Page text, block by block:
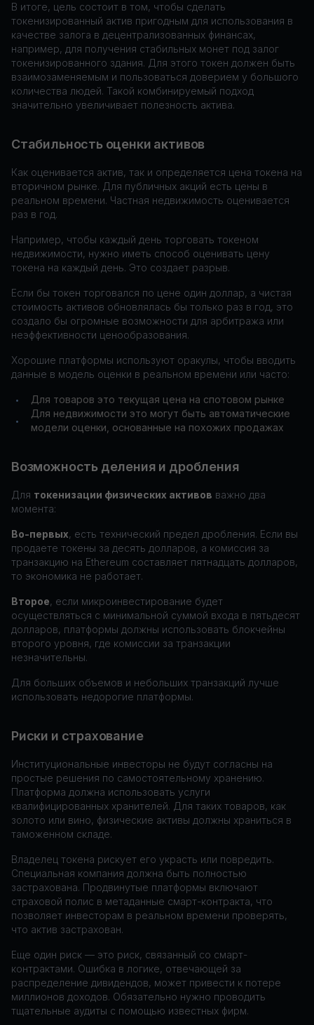
В итоге, цель состоит в том, чтобы сделать
токенизированный актив пригодным для использования в
качестве залога в децентрализованных финансах,
например, для получения стабильных монет под залог
токенизированного здания. Для этого токен должен быть
взаимозаменяемым и пользоваться доверием у большого
количества людей. Такой комбинируемый подход
значительно увеличивает полезность актива.
Стабильность оценки активов
Как оценивается актив, так и определяется цена токена на
вторичном рынке. Для публичных акций есть цены в
реальном времени. Частная недвижимость оценивается
раз в год.
Например, чтобы каждый день торговать токеном
недвижимости, нужно иметь способ оценивать цену
токена на каждый день. Это создает разрыв.
Если бы токен торговался по цене один доллар, а чистая
стоимость активов обновлялась бы только раз в год, это
создало бы огромные возможности для арбитража или
неэффективности ценообразования.
Хорошие платформы используют оракулы, чтобы вводить
данные в модель оценки в реальном времени или часто:
• Для товаров это текущая цена на спотовом рынке
•
Для недвижимости это могут быть автоматические
модели оценки, основанные на похожих продажах
Возможность деления и дробления
Для токенизации физических активов важно два
момента:
Во-первых, есть технический предел дробления. Если вы
продаете токены за десять долларов, а комиссия за
транзакцию на Ethereum составляет пятнадцать долларов,
то экономика не работает.
Второе, если микроинвестирование будет
осуществляться с минимальной суммой входа в пятьдесят
долларов, платформы должны использовать блокчейны
второго уровня, где комиссии за транзакции
незначительны.
Для больших объемов и небольших транзакций лучше
использовать недорогие платформы.
Риски и страхование
Институциональные инвесторы не будут согласны на
простые решения по самостоятельному хранению.
Платформа должна использовать услуги
квалифицированных хранителей. Для таких товаров, как
золото или вино, физические активы должны храниться в
таможенном складе.
Владелец токена рискует его украсть или повредить.
Специальная компания должна быть полностью
застрахована. Продвинутые платформы включают
страховой полис в метаданные смарт-контракта, что
позволяет инвесторам в реальном времени проверять,
что актив застрахован.
Еще один риск — это риск, связанный со смарт-
контрактами. Ошибка в логике, отвечающей за
распределение дивидендов, может привести к потере
миллионов доходов. Обязательно нужно проводить
тщательные аудиты с помощью известных фирм.